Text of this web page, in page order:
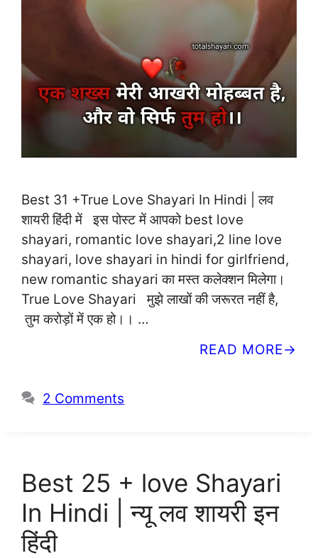
Best 31 +True Love Shayari In Hindi | लव
शायरी हिंदी में इस पोस्ट में आपको best love
shayari, romantic love shayari,2 line love
shayari, love shayari in hindi for girlfriend,
new romantic shayari का मस्त कलेक्शन मिलेगा।
True Love Shayari मुझे लाखों की जरूरत नहीं है,
तुम करोड़ों में एक हो।। …
READ MORE
2 Comments
Best 25 + love Shayari
In Hindi | न्यू लव शायरी इन
हिंदी